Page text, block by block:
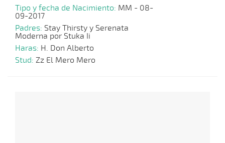
Tipo y fecha de Nacimiento: MM - 08-
09-2017
Padres: Stay Thirsty y Serenata
Moderna por Stuka Ii
Haras: H. Don Alberto
Stud: Zz El Mero Mero